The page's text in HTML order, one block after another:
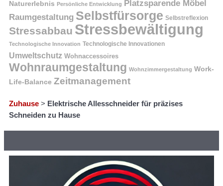
Naturerlebnis Persönliche Entwicklung Platzsparende Möbel
Raumgestaltung Selbstfürsorge Selbstreflexion
Stressabbau Stressbewältigung
Technologische Innovation Technologische Innovationen
Umweltschutz Wohnaccessoires
Wohnraumgestaltung Wohnzimmergestaltung Work-
Life-Balance Zeitmanagement
Zuhause > Elektrische Allesschneider für präzises
Schneiden zu Hause